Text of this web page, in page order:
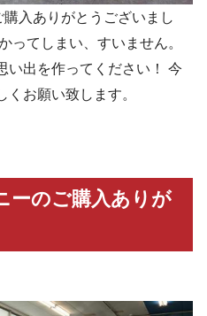
入ありがとうございまし
ってしまい、すいません。
い出を作ってください！ 今
お願い致します。
ーのご購入ありが